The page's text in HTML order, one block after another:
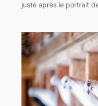
juste après le portrait